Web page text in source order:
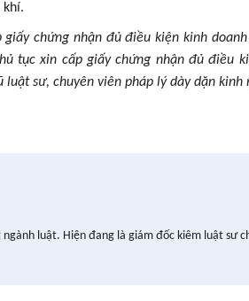
khí.
chứng nhận đủ điều kiện kinh
tục xin cấp giấy chứng nhận đủ điều
sư, chuyên viên pháp lý dày dặn kinh
luật. Hiện đang là giám đốc kiêm luật sư